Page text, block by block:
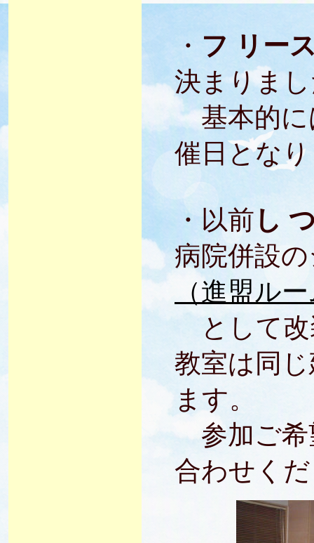
・ フ リー
決まりま
基本的に
催日とな
・以前 し
病院併設
（進盟ル
として改
教室は同
ます。
参加ご希
合わせく